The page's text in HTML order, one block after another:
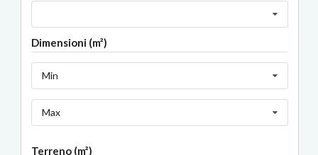
Dimensioni (m²)
Min
Max
Terreno (m²)